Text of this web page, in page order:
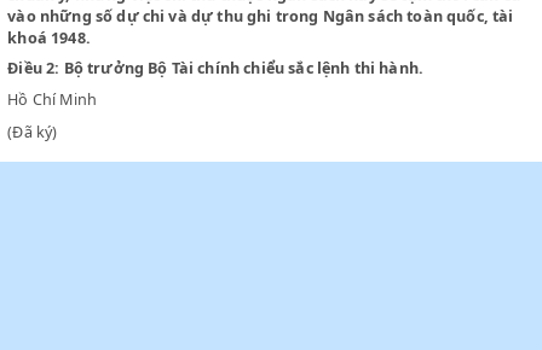
RA SẮC LỆNH:
Trong khi chờ đợi Ngân sách toàn quốc, tài khoá 1949,
chuẩn y, những việc chi thu thuộc ngân sách này sẽ tạm thời
vào những số dự chi và dự thu ghi trong Ngân sách toàn
khoá 1948.
Điều 2:Bộ trưởng Bộ Tài chính chiểu sắc lệnh thi hành.